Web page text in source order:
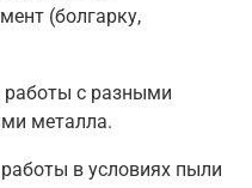
(болгарку,
с разными
металла.
в условиях пыли